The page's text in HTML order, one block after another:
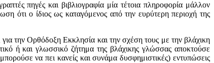
πηγές και βιβλιογραφία μία τέτοια πληροφορία μάλλον
ότι ο ίδιος ως καταγόμενος από την ευρύτερη περιοχή της
την Ορθόδοξη Εκκλησία και την σχέση τους με την βλάχικη
ή και γλωσσικό ζήτημα της βλάχικης γλώσσας αποκτούσε
να πει κανείς και συνάμα δυσφημιστικές) εντυπώσεις